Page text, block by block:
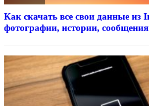
Как скачать все свои данные из
фотографии, истории,